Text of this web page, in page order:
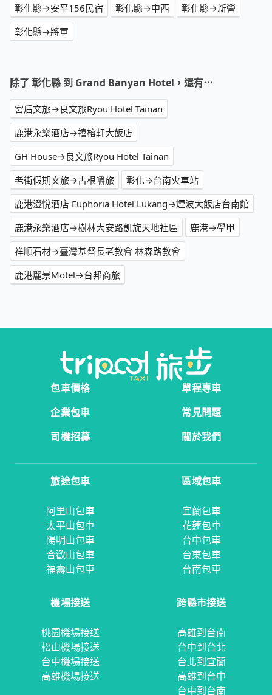
彰化縣→安平156民宿
彰化縣→中西
彰化縣→新營
彰化縣→將軍
除了 彰化縣 到 Grand Banyan Hotel，還有⋯
宮后文旅→良文旅Ryou Hotel Tainan
鹿港永樂酒店→禧榕軒大飯店
GH House→良文旅Ryou Hotel Tainan
老街假期文旅→古根嚼旅
彰化→台南火車站
鹿港澄悅酒店 Euphoria Hotel Lukang→煙波大飯店台南館
鹿港永樂酒店→樹林大安路凱旋天地社區
鹿港→學甲
祥順石材→臺灣基督長老教會 林森路教會
鹿港麗景Motel→台邦商旅
包車價格
單程專車
企業包車
常見問題
司機招募
關於我們
旅途包車
阿里山包車
太平山包車
陽明山包車
合歡山包車
福壽山包車
區域包車
宜蘭包車
花蓮包車
台中包車
台東包車
台南包車
機場接送
桃園機場接送
松山機場接送
台中機場接送
高雄機場接送
跨縣市接送
高雄到台南
台中到台北
台北到宜蘭
高雄到台中
台中到台南